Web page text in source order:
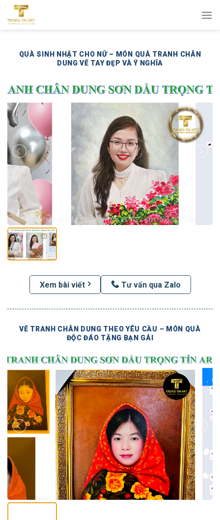
qua
QUÀ SINH NHẬT CHO NỮ – MÓN QUÀ TRANH CHÂN
DUNG VẼ TAY ĐẸP VÀ Ý NGHĨA
Xem bài viết Tư vấn qua Zalo
VẼ TRANH CHÂN DUNG THEO YÊU CẦU – MÓN QUÀ
ĐỘC ĐÁO TẶNG BẠN GÁI